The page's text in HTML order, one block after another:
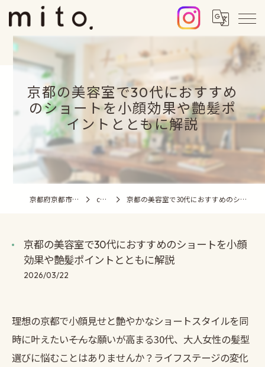
京都の美容室で30代におすすめ
のショートを小顔効果や艶髪ポ
イントとともに解説
京都府京都市の美容室ならmito. column 京都の美容室で30代におすすめのショートを小顔効果や艶髪ポイントとともに解説
京都の美容室で30代におすすめのショートを小顔
効果や艶髪ポイントとともに解説
2026/03/22
理想の京都で小顔見せと艶やかなショートスタイルを同
時に叶えたい――そんな願いが高まる30代、大人女性の髪型
選びに悩むことはありませんか？ライフステージの変化